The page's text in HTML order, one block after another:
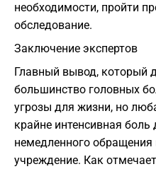
необходимости, пройти
обследование.
​Заключение экспертов
​Главный вывод, который
большинство головных
угрозы для жизни, но
крайне интенсивная
немедленного
учреждение. Как